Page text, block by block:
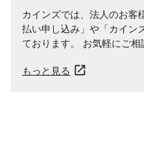
カインズでは、法人のお客
払い申し込み」や「カイン
ております。 お気軽にご相
もっと見る